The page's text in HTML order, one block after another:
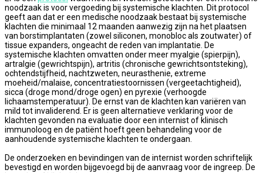
noodzaak is voor vergoeding bij systemische klachten. Dit protocol
geeft aan dat er een medische noodzaak bestaat bij systemische
klachten die minimaal 12 maanden aanwezig zijn na het plaatsen
van borstimplantaten (zowel siliconen, monobloc als zoutwater) of
tissue expanders, ongeacht de reden van implantatie. De
systemische klachten omvatten onder meer myalgie (spierpijn),
artralgie (gewrichtspijn), artritis (chronische gewrichtsontsteking),
ochtendstijfheid, nachtzweten, neurasthenie, extreme
moeheid/malaise, concentratiestoornissen (vergeetachtigheid),
sicca (droge mond/droge ogen) en pyrexie (verhoogde
lichaamstemperatuur). De ernst van de klachten kan variëren van
mild tot invaliderend. Er is geen alternatieve verklaring voor de
klachten gevonden na evaluatie door een internist of klinisch
immunoloog en de patiënt hoeft geen behandeling voor de
aanhoudende systemische klachten te ondergaan.
De onderzoeken en bevindingen van de internist worden schriftelijk
bevestigd en worden bijgevoegd bij de aanvraag voor de ingreep. De